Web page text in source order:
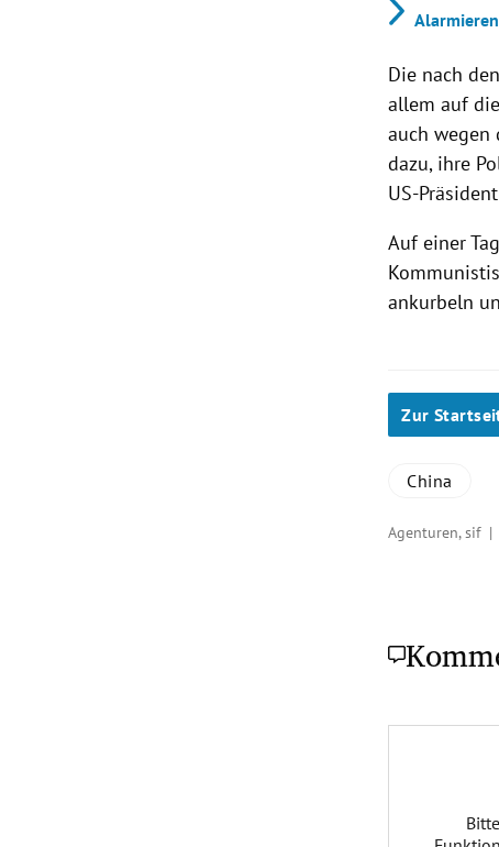
Die nach
allem auf
auch wegen
dazu, ihre
US-
Auf einer
ankurbeln
Zur
China
Agenturen, sif |